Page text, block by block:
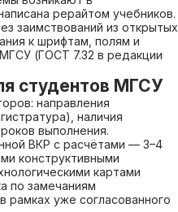
рерайтом учебников.
заимствований из открытых
к шрифтам, полям и
(ГОСТ 7.32 в редакции
студентов МГСУ
направления
наличия
выполнения.
ВКР с расчётами — 3–4
конструктивными
картами
по замечаниям
рамках уже согласованного